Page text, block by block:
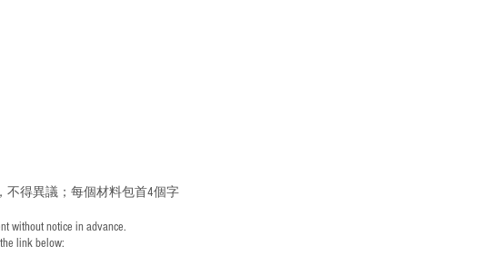
不得異議；每個材料包首4個字
without notice in advance.
link below: